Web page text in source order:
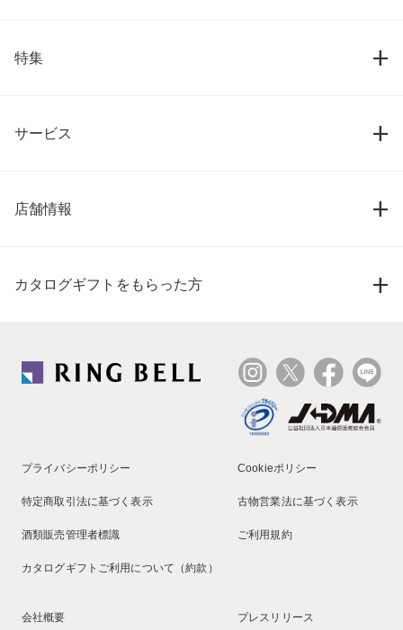
特集
サービス
店舗情報
カタログギフトをもらった方
プライバシーポリシー Cookieポリシー
特定商取引法に基づく表示 古物営業法に基づく表示
酒類販売管理者標識 ご利用規約
カタログギフトご利用について（約款）
会社概要 プレスリリース